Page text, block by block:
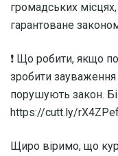
громадських
гарантоване
❗️ Що робити, якщо
зробити
порушують закон.
https://cutt.ly/
Щиро віримо, що